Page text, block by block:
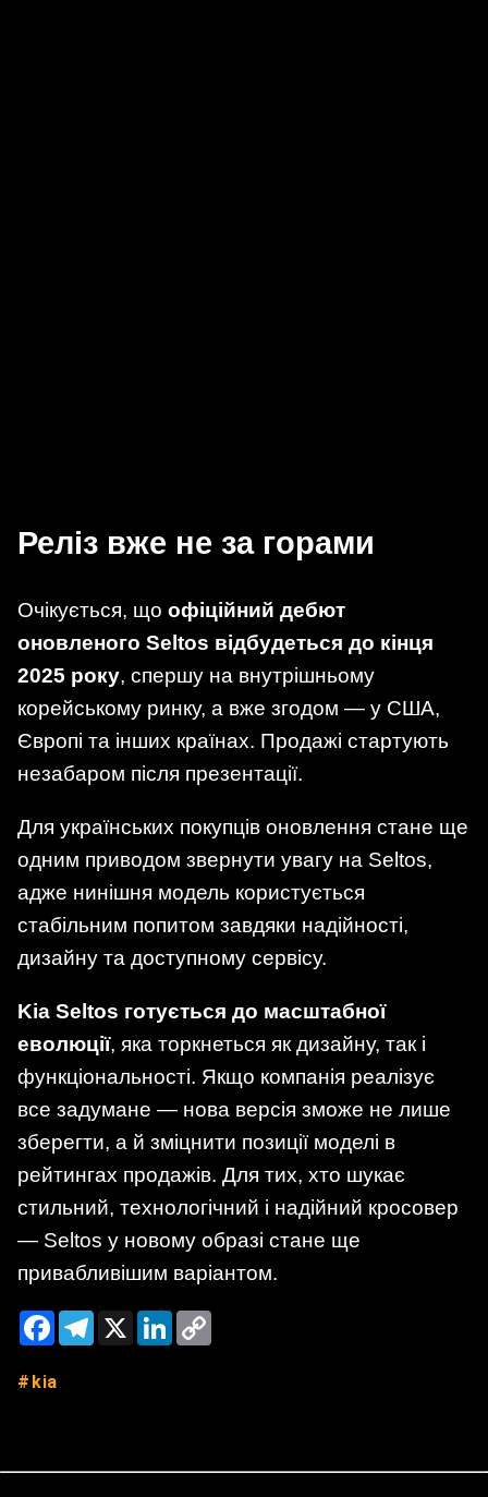
Реліз вже не за горами
Очікується, що офіційний дебют
оновленого Seltos відбудеться до кінця
2025 року, спершу на внутрішньому
корейському ринку, а вже згодом — у США,
Європі та інших країнах. Продажі стартують
незабаром після презентації.
Для українських покупців оновлення стане ще
одним приводом звернути увагу на Seltos,
адже нинішня модель користується
стабільним попитом завдяки надійності,
дизайну та доступному сервісу.
Kia Seltos готується до масштабної
еволюції, яка торкнеться як дизайну, так і
функціональності. Якщо компанія реалізує
все задумане — нова версія зможе не лише
зберегти, а й зміцнити позиції моделі в
рейтингах продажів. Для тих, хто шукає
стильний, технологічний і надійний кросовер
— Seltos у новому образі стане ще
привабливішим варіантом.
FacebookTelegram
X LinkedIn
kia